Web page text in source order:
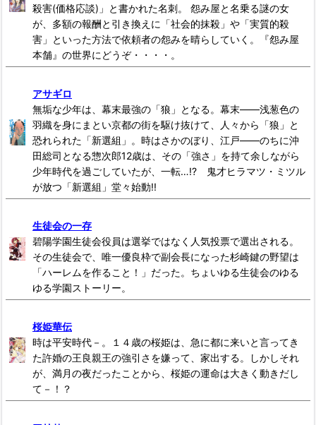
殺害(価格応談)」と書かれた名刺。 怨み屋と名乗る謎の女
が、多額の報酬と引き換えに「社会的抹殺」や「実質的殺
害」といった方法で依頼者の怨みを晴らしていく。『怨み屋
本舗』の世界にどうぞ・・・・。
アサギロ
無垢な少年は、幕末最強の「狼」となる。幕末――浅葱色の
羽織を身にまとい京都の街を駆け抜けて、人々から「狼」と
恐れられた「新選組」。時はさかのぼり、江戸――のちに沖
田総司となる惣次郎12歳は、その「強さ」を持て余しながら
少年時代を過ごしていたが、一転…!? 鬼才ヒラマツ・ミツル
が放つ「新選組」堂々始動!!
生徒会の一存
碧陽学園生徒会役員は選挙ではなく人気投票で選出される。
その生徒会で、唯一優良枠で副会長になった杉崎鍵の野望は
「ハーレムを作ること！」だった。ちょいゆる生徒会のゆる
ゆる学園ストーリー。
桜姫華伝
時は平安時代－。１４歳の桜姫は、急に都に来いと言ってき
た許婚の王良親王の強引さを嫌って、家出する。しかしそれ
が、満月の夜だったことから、桜姫の運命は大きく動きだし
て－！？